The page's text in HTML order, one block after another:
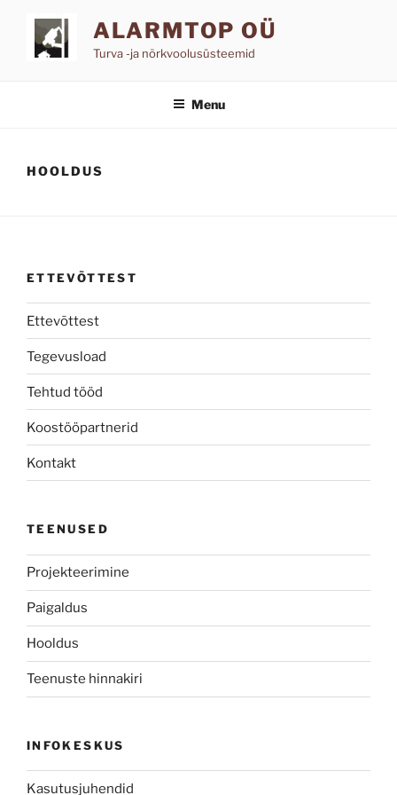
content
ALARMTOP OÜ
Turva -ja nõrkvoolusüsteemid
Menu
HOOLDUS
ETTEVÕTTEST
Ettevõttest
Tegevusload
Tehtud tööd
Koostööpartnerid
Kontakt
TEENUSED
Projekteerimine
Paigaldus
Hooldus
Teenuste hinnakiri
INFOKESKUS
Kasutusjuhendid